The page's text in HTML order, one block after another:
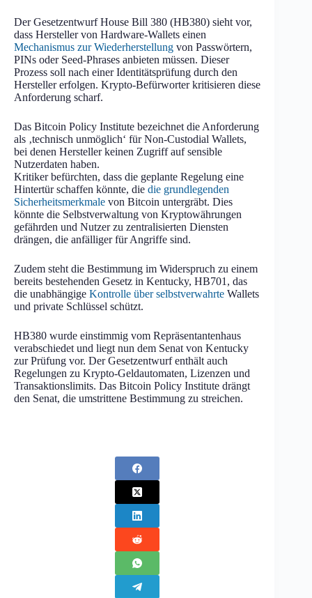
Der Gesetzentwurf House Bill 380 (HB380) sieht vor,
dass Hersteller von Hardware-Wallets einen
Mechanismus zur Wiederherstellung von Passwörtern,
PINs oder Seed-Phrases anbieten müssen. Dieser
Prozess soll nach einer Identitätsprüfung durch den
Hersteller erfolgen. Krypto-Befürworter kritisieren diese
Anforderung scharf.
Das Bitcoin Policy Institute bezeichnet die Anforderung
als ‚technisch unmöglich‘ für Non-Custodial Wallets,
bei denen Hersteller keinen Zugriff auf sensible
Nutzerdaten haben.
Kritiker befürchten, dass die geplante Regelung eine
Hintertür schaffen könnte, die die grundlegenden
Sicherheitsmerkmale von Bitcoin untergräbt. Dies
könnte die Selbstverwaltung von Kryptowährungen
gefährden und Nutzer zu zentralisierten Diensten
drängen, die anfälliger für Angriffe sind.
Zudem steht die Bestimmung im Widerspruch zu einem
bereits bestehenden Gesetz in Kentucky, HB701, das
die unabhängige Kontrolle über selbstverwahrte Wallets
und private Schlüssel schützt.
HB380 wurde einstimmig vom Repräsentantenhaus
verabschiedet und liegt nun dem Senat von Kentucky
zur Prüfung vor. Der Gesetzentwurf enthält auch
Regelungen zu Krypto-Geldautomaten, Lizenzen und
Transaktionslimits. Das Bitcoin Policy Institute drängt
den Senat, die umstrittene Bestimmung zu streichen.